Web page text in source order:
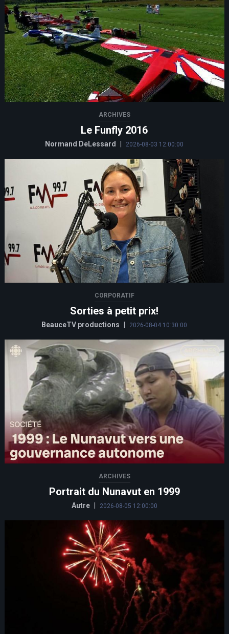
ARCHIVES
Le Funfly 2016
Normand DeLessard 2026-08-03 12:00:00
CORPORATIF
Sorties à petit prix!
BeauceTV productions 2026-08-04 10:30:00
ARCHIVES
Portrait du Nunavut en 1999
Autre 2026-08-05 12:00:00